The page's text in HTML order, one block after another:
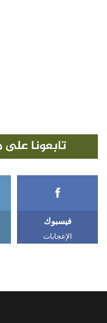
تابعونا على
فيسبوك
الإعجابات